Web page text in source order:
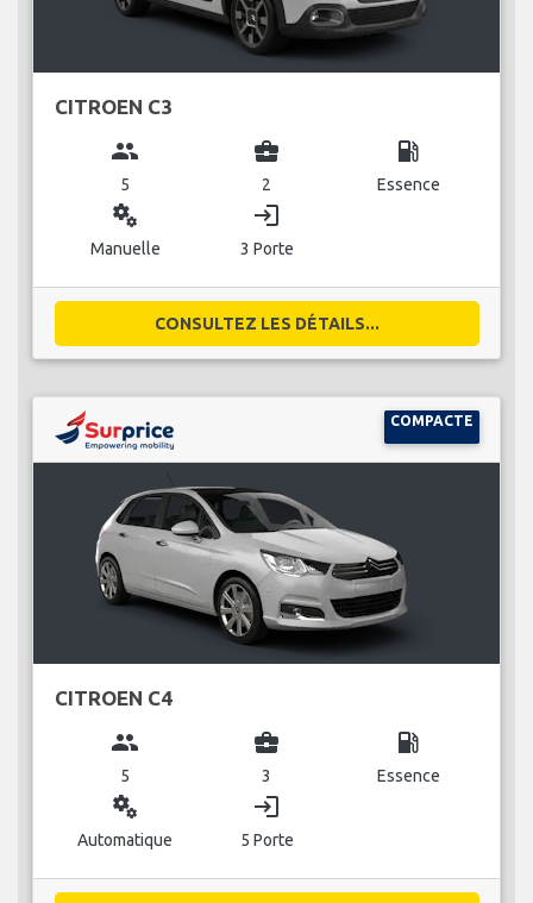
CITROEN C3
group
5
business_center
2
local_gas_station
Essence
miscellaneous_services
Manuelle
login
3 Porte
CONSULTEZ LES DÉTAILS...
COMPACTE
CITROEN C4
group
5
business_center
3
local_gas_station
Essence
miscellaneous_services
Automatique
login
5 Porte